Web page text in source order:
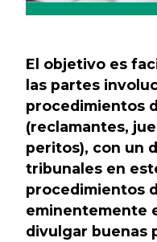
El objetivo es
las partes
procedimientos
(reclamantes,
peritos), con un
tribunales en
procedimientos
eminentemente
divulgar buenas